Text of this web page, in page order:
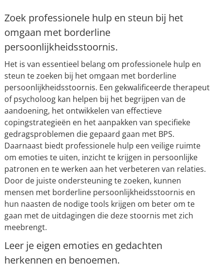
Zoek professionele hulp en steun bij het
omgaan met borderline
persoonlijkheidsstoornis.
Het is van essentieel belang om professionele hulp en
steun te zoeken bij het omgaan met borderline
persoonlijkheidsstoornis. Een gekwalificeerde therapeut
of psycholoog kan helpen bij het begrijpen van de
aandoening, het ontwikkelen van effectieve
copingstrategieën en het aanpakken van specifieke
gedragsproblemen die gepaard gaan met BPS.
Daarnaast biedt professionele hulp een veilige ruimte
om emoties te uiten, inzicht te krijgen in persoonlijke
patronen en te werken aan het verbeteren van relaties.
Door de juiste ondersteuning te zoeken, kunnen
mensen met borderline persoonlijkheidsstoornis en
hun naasten de nodige tools krijgen om beter om te
gaan met de uitdagingen die deze stoornis met zich
meebrengt.
Leer je eigen emoties en gedachten
herkennen en benoemen.